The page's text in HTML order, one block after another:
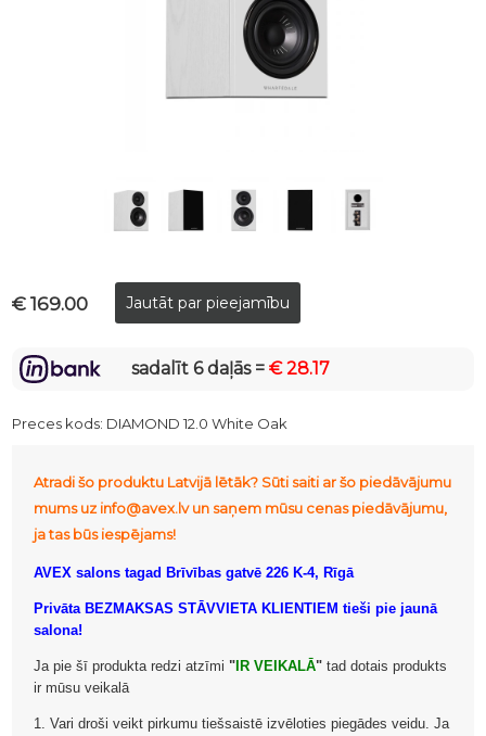
€ 169.00
sadalīt 6 daļās =€ 28.17
Preces kods: DIAMOND 12.0 White Oak
Atradi šo produktu Latvijā lētāk? Sūti saiti ar šo piedāvājumu
mums uz info@avex.lv un saņem mūsu cenas piedāvājumu,
ja tas būs iespējams!
AVEX salons tagad Brīvības gatvē 226 K-4, Rīgā
Privāta BEZMAKSAS STĀVVIETA KLIENTIEM tieši pie jaunā
salona!
Ja pie šī produkta redzi atzīmi " IR VEIKALĀ" tad dotais produkts
ir mūsu veikalā
1. Vari droši veikt pirkumu tiešsaistē izvēloties piegādes veidu. Ja